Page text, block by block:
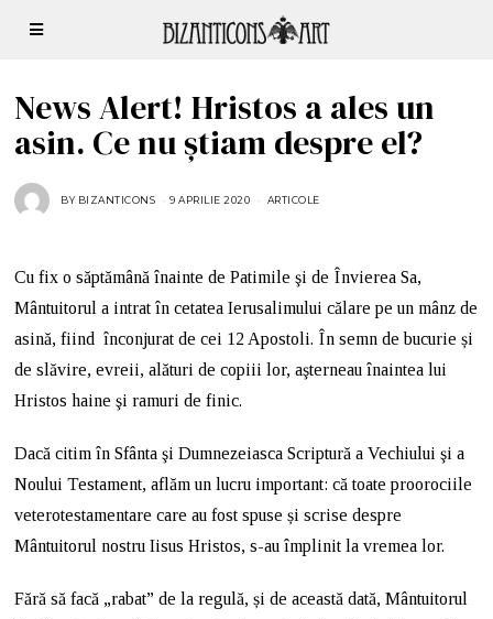
News Alert! Hristos a ales un
asin. Ce nu știam despre el?
BY BIZANTICONS 9 APRILIE 2020 ARTICOLE
Cu fix o săptămână înainte de Patimile şi de Învierea Sa,
Mântuitorul a intrat în cetatea Ierusalimului călare pe un mânz de
asină, fiind înconjurat de cei 12 Apostoli. În semn de bucurie și
de slăvire, evreii, alături de copiii lor, aşterneau înaintea lui
Hristos haine şi ramuri de finic.
Dacă citim în Sfânta şi Dumnezeiasca Scriptură a Vechiului şi a
Noului Testament, aflăm un lucru important: că toate proorociile
veterotestamentare care au fost spuse și scrise despre
Mântuitorul nostru Iisus Hristos, s-au împlinit la vremea lor.
Fără să facă „rabat” de la regulă, și de această dată, Mântuitorul